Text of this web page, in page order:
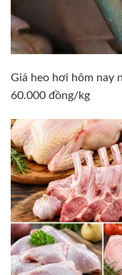
Giá heo hơi hôm nay
60.000 đồng/kg